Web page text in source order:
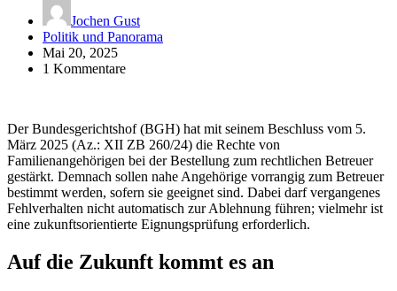
Jochen Gust
Politik und Panorama
Mai 20, 2025
1 Kommentare
Der Bundesgerichtshof (BGH) hat mit seinem Beschluss vom 5.
März 2025 (Az.: XII ZB 260/24) die Rechte von
Familienangehörigen bei der Bestellung zum rechtlichen Betreuer
gestärkt. Demnach sollen nahe Angehörige vorrangig zum Betreuer
bestimmt werden, sofern sie geeignet sind. Dabei darf vergangenes
Fehlverhalten nicht automatisch zur Ablehnung führen; vielmehr ist
eine zukunftsorientierte Eignungsprüfung erforderlich.
Auf die Zukunft kommt es an